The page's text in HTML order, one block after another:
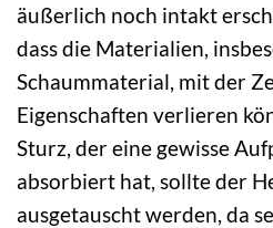
äußerlich noch intakt
dass die Materialien,
Schaummaterial, mit der
Eigenschaften verlieren
Sturz, der eine gewisse
absorbiert hat, sollte der
ausgetauscht werden, da